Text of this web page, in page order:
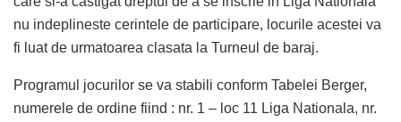
nu indeplineste cerintele de participare, locurile acestei va
fi luat de urmatoarea clasata la Turneul de baraj.
Programul jocurilor se va stabili conform Tabelei Berger,
numerele de ordine fiind : nr. 1 – loc 11 Liga Nationala, nr.